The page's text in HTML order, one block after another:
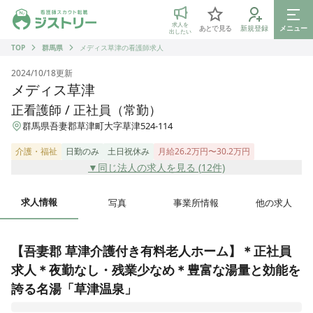
ジストリー 看護師の転職マッチング
求人を
出したい
あとで見る 新規登録
メニュー
TOP
群馬県 メディス草津の看護師求人
2024/10/18更新
メディス草津
正看護師 / 正社員（常勤）
群馬県吾妻郡草津町大字草津524-114
介護・福祉 日勤のみ 土日祝休み 月給26.2万円〜30.2万円
▼同じ法人の求人を見る (12件)
求人情報 写真 事業所情報 他の求人
【吾妻郡 草津介護付き有料老人ホーム】＊正社員
求人＊夜勤なし・残業少なめ＊豊富な湯量と効能を
誇る名湯「草津温泉」